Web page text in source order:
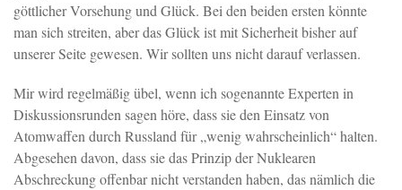
göttlicher Vorsehung und Glück. Bei den beiden ersten könnte
man sich streiten, aber das Glück ist mit Sicherheit bisher auf
unserer Seite gewesen. Wir sollten uns nicht darauf verlassen.
Mir wird regelmäßig übel, wenn ich sogenannte Experten in
Diskussionsrunden sagen höre, dass sie den Einsatz von
Atomwaffen durch Russland für „wenig wahrscheinlich“ halten.
Abgesehen davon, dass sie das Prinzip der Nuklearen
Abschreckung offenbar nicht verstanden haben, das nämlich die